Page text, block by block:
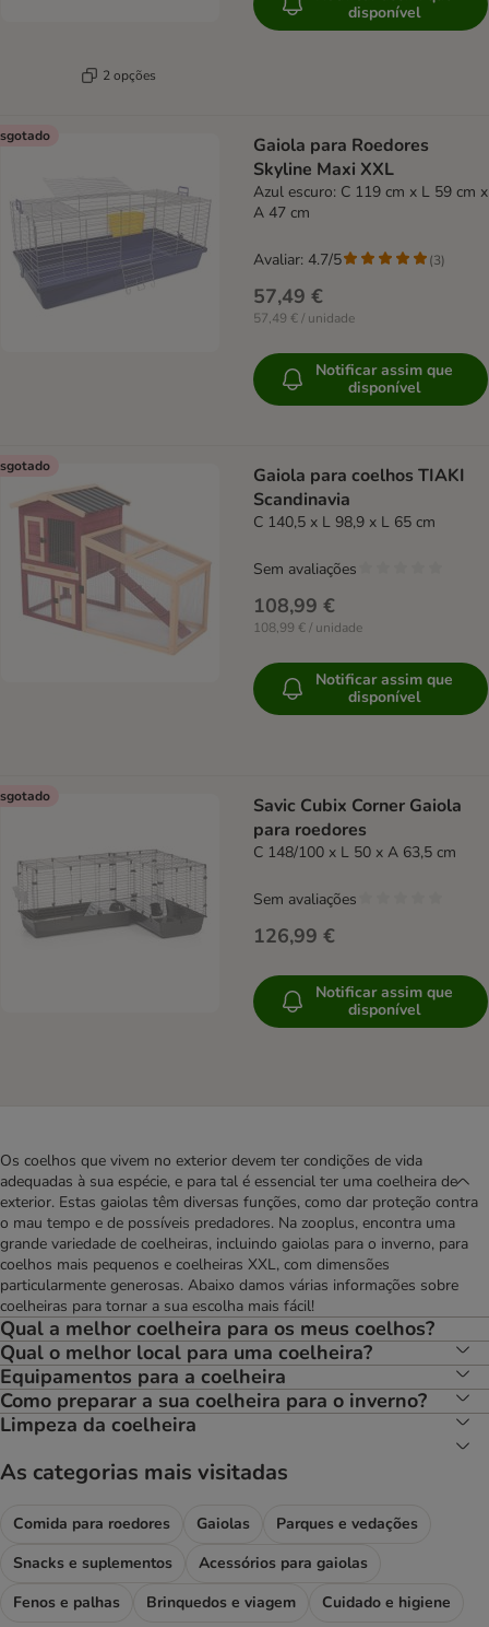
2 opções
disponível
Gaiola para Roedores
Skyline Maxi XXL
Azul escuro: C 119 cm x L 59 cm x
A 47 cm
57,49 €
57,49 € / unidade
Avaliar: 4.7/5 (3)
Notificar assim que
disponível
Gaiola para coelhos TIAKI
Scandinavia
C 140,5 x L 98,9 x L 65 cm
108,99 €
108,99 € / unidade
Sem avaliações
Notificar assim que
disponível
Savic Cubix Corner Gaiola
para roedores
C 148/100 x L 50 x A 63,5 cm
126,99 €
Sem avaliações
Notificar assim que
disponível
Os coelhos que vivem no exterior devem ter condições de vida
adequadas à sua espécie, e para tal é essencial ter uma coelheira de
exterior. Estas gaiolas têm diversas funções, como dar proteção contra
o mau tempo e de possíveis predadores. Na zooplus, encontra uma
grande variedade de coelheiras, incluindo gaiolas para o inverno, para
coelhos mais pequenos e coelheiras XXL, com dimensões
particularmente generosas. Abaixo damos várias informações sobre
coelheiras para tornar a sua escolha mais fácil!
Qual a melhor coelheira para os meus coelhos?
Qual o melhor local para uma coelheira?
Equipamentos para a coelheira
Como preparar a sua coelheira para o inverno?
Limpeza da coelheira
As categorias mais visitadas
Comida para roedores Gaiolas
Parques e vedações
Snacks e suplementos
Acessórios para gaiolas
Fenos e palhas
Brinquedos e viagem Cuidado e higiene